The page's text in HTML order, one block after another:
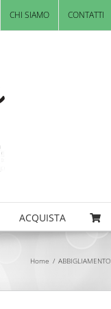
CHI SIAMO CONTATTI
ACQUISTA
Home / ABBIGLIAMENTO